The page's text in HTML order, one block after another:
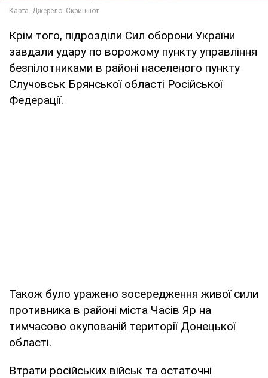
Крім того, підрозділи Сил оборони України
завдали удару по ворожому пункту управління
безпілотниками в районі населеного пункту
Случовськ Брянської області Російської
Федерації.
Також було уражено зосередження живої сили
противника в районі міста Часів Яр на
тимчасово окупованій території Донецької
області.
Втрати російських військ та остаточні